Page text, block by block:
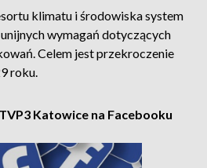
klimatu i środowiska system
wymagań dotyczących
Celem jest przekroczenie
roku.
Katowice na Facebooku